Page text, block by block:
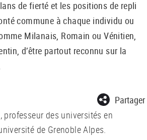
de fierté et les positions de repli
commune à chaque individu ou
Milanais, Romain ou Vénitien,
d’être partout reconnu sur la
Partager
, professeur des universités en
de Grenoble Alpes.